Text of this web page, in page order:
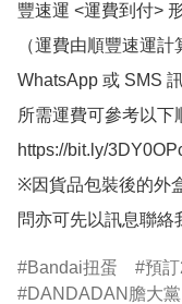
豐速運 <運費到付>
（運費由順豐速運
WhatsApp 或 SMS
所需運費可參考以下
https://bit.ly/
※因貨品包裝後的外
問亦可先以訊息聯
Bandai扭蛋
預
DANDADAN膽大黨